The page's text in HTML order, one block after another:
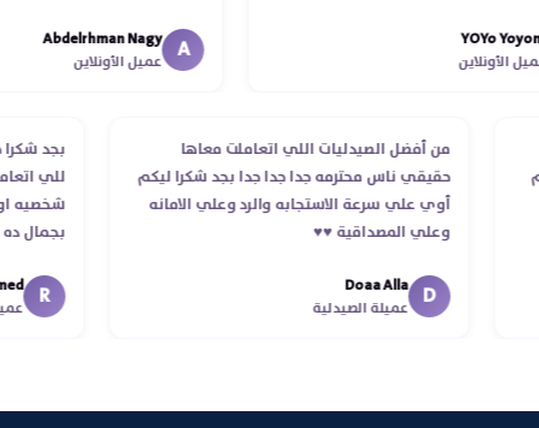
YOYo
انتهاء موعد عمله ..فضل يتابع
استلمت ..شكرا جزيلا ليكم
A
Abdelrhman Nagy
عميل الأونلاين
من أفضل الصيدليات اللي اتعاملت معاها
حقيقي ناس محترمه جدا جدا جدا بجد شكرا ليكم
أوي علي سرعة الاستجابه والرد وعلي الامانه
وعلي المصداقية ♥️♥️‏
D
Doaa Alla
عميلة الصيدلية
بجد
للي
R